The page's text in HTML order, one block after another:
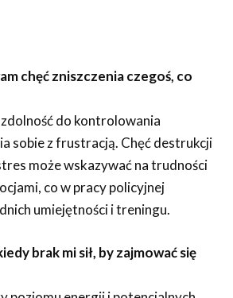
chęć zniszczenia czegoś, co
do kontrolowania
sobie z frustracją. Chęć destrukcji
może wskazywać na trudności
co w pracy policyjnej
umiejętności i treningu.
brak mi sił, by zajmować się